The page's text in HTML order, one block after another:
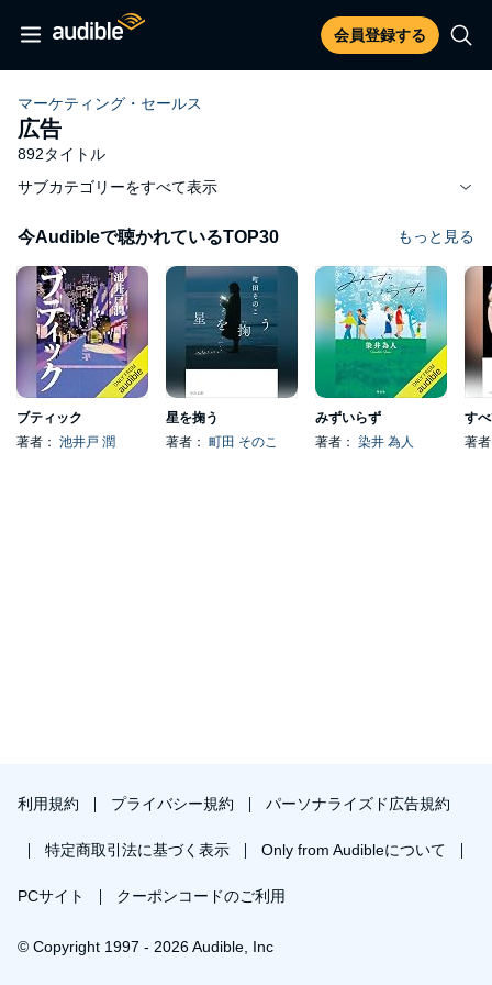
会員登録する
マーケティング・セールス
広告
892タイトル
サブカテゴリーをすべて表示
今Audibleで聴かれているTOP30 もっと見る
ブティック
著者： 池井戸 潤
星を掬う
著者： 町田 そのこ
みずいらず
著者： 染井 為人 著
利用規約 プライバシー規約 パーソナライズド広告規約
特定商取引法に基づく表示 Only from Audibleについて
PCサイト クーポンコードのご利用
© Copyright 1997 - 2026 Audible, Inc